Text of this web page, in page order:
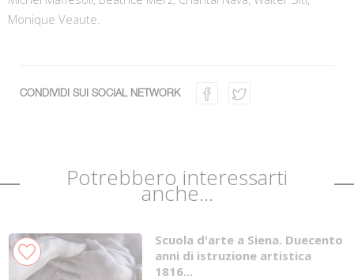
Monique Veaute.
CONDIVIDI SUI SOCIAL NETWORK
Potrebbero interessarti
anche...
Scuola d'arte a Siena. Duecento
anni di istruzione artistica
1816...